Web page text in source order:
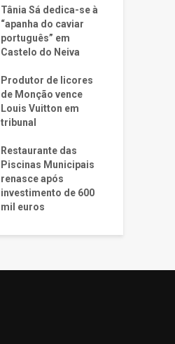
Tânia Sá dedica-se à
“apanha do caviar
português” em
Castelo do Neiva
Produtor de licores
de Monção vence
Louis Vuitton em
tribunal
Restaurante das
Piscinas Municipais
renasce após
investimento de 600
mil euros